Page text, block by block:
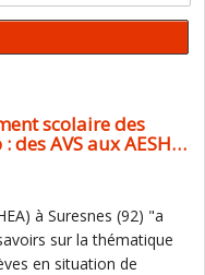
scolaire des
des AVS aux AESH…
à Suresnes (92) "a
sur la thématique
en situation de